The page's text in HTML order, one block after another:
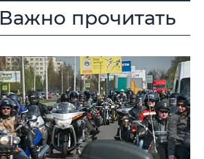
Важно прочитать